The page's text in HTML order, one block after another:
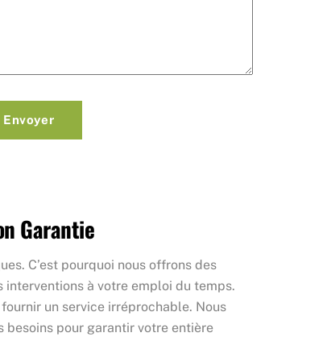
Envoyer
Garantie
C’est pourquoi nous offrons des
à votre emploi du temps.
un service irréprochable. Nous
besoins pour garantir votre entière